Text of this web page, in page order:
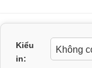
Kiểu
in: